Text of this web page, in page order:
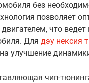
без
позволяет
что
Для дэу нексия
улучшение
чип-